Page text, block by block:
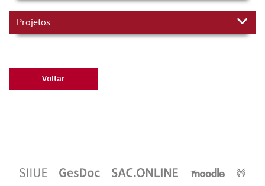
Projetos
Voltar